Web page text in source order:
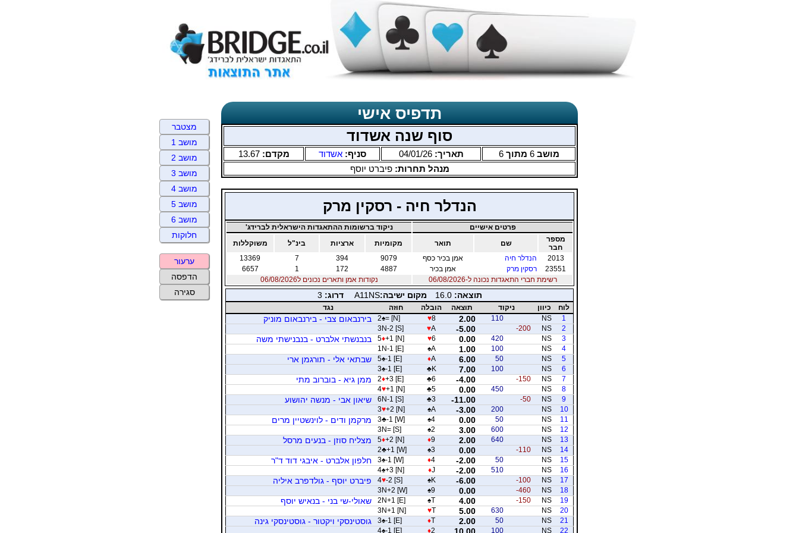
תדפיס אישי
סוף שנה אשדוד
מושב6 מתוך6 תאריך:04/01/26 סניף: אשדוד מקדם:13.67
מנהל תחרות:פיברט יוסף
הנדלר חיה - רסקין מרק
פרטים אישיים
ניקוד ברשומות ההתאגדות הישראלית לברידג'
מספר
חבר
שם תואר מקומיות ארציות בינ"ל
משוקללות
2013
הנדלר חיה אמן בכיר כסף 9079
394
7
13369
23551
רסקין מרק אמן בכיר 4887
172
1
6657
רשימת חברי התאגדות נכונה ל-06/08/2026
נקודות אמן ותארים נכונים ל06/08/2026
תוצאה:16.0 מקום ישיבה:A11NS דרוג: 3
לוח כיוון ניקוד תוצאה הובלה חוזה
נגד
1
NS
110
2.00
♥8
2♠= [N] בירנבאום צבי - בירנבאום מוניק
2
NS
-200
-5.00
♥A
3N-2 [S]
3
NS
420
0.00
♥6
5♦+1 [N] בנבנשתי אלברט - בנבנישתי משה
4
NS
100
1.00
♠A
1N-1 [E]
5
NS
50
6.00
♦A
5♠-1 [E] שבתאי אלי - תורגמן ארי
6
NS
100
7.00
♣K
3♠-1 [E]
7
NS
-150
-4.00
♣6
2♦+3 [E] ממן גיא - בוברוב מתי
8
NS
450
0.00
♣5
4♥+1 [N]
9
NS
-50
-11.00
♣3
6N-1 [S] שיאון אבי - מנשה יהושוע
10
NS
200
-3.00
♠A
3♥+2 [N]
11
NS
50
0.00
♠4
3♣-1 [W] מרקמן ודים - לוינשטיין מרים
12
NS
600
3.00
♠2
3N= [S]
13
NS
640
2.00
♦9
5♦+2 [N] מצליח סוזן - בנעים מרסל
14
NS
-110
0.00
♠3
2♣+1 [W]
15
NS
50
-2.00
♦4
3♠-1 [W] חלפון אלברט - איבגי דוד ד"ר
16
NS
510
-2.00
♦J
4♠+3 [N]
17
NS
-100
-6.00
♠K
4♥-2 [S] פיברט יוסף - גולדפרב איליה
18
NS
-460
0.00
♠9
3N+2 [W]
19
NS
-150
4.00
♠T
2N+1 [E] שאולי-שי בני - בנאיש יוסף
20
NS
630
5.00
♥T
3N+1 [N]
21
NS
50
2.00
♦T
3♠-1 [E] גוסטינסקי ויקטור - גוסטינסקי גינה
22
NS
100
10.00
♦2
4♠-1 [E]
מצטבר
מושב 1
מושב 2
מושב 3
מושב 4
מושב 5
מושב 6
חלוקות
ערעור
הדפסה
סגירה